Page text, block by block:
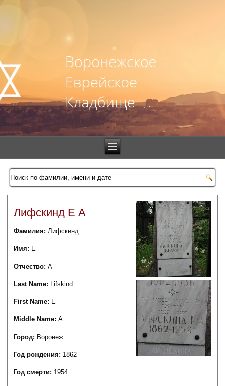
Лифскинд Е А
Фамилия:Лифскинд
Имя: Е
Отчество:А
Last Name: Lifskind
First Name: E
Middle Name:A
Город: Воронеж
Год рождения: 1862
Год смерти: 1954